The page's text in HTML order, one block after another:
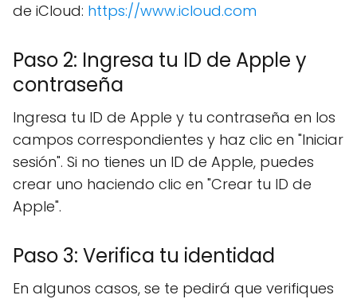
de iCloud: https://www.icloud.com
Paso 2: Ingresa tu ID de Apple y
contraseña
Ingresa tu ID de Apple y tu contraseña en los
campos correspondientes y haz clic en "Iniciar
sesión". Si no tienes un ID de Apple, puedes
crear uno haciendo clic en "Crear tu ID de
Apple".
Paso 3: Verifica tu identidad
En algunos casos, se te pedirá que verifiques